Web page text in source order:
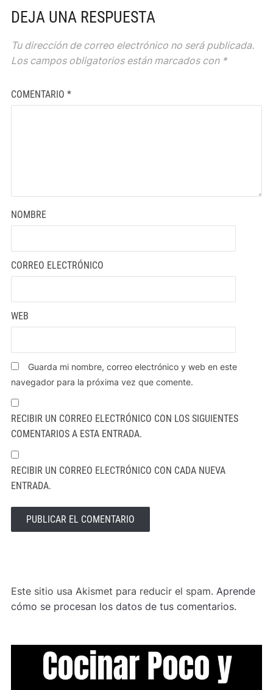
DEJA UNA RESPUESTA
Tu dirección de correo electrónico no será publicada.
Los campos obligatorios están marcados con *
COMENTARIO *
NOMBRE
CORREO ELECTRÓNICO
WEB
Guarda mi nombre, correo electrónico y web en este
navegador para la próxima vez que comente.
RECIBIR UN CORREO ELECTRÓNICO CON LOS SIGUIENTES
COMENTARIOS A ESTA ENTRADA.
RECIBIR UN CORREO ELECTRÓNICO CON CADA NUEVA
ENTRADA.
Este sitio usa Akismet para reducir el spam. Aprende
cómo se procesan los datos de tus comentarios.